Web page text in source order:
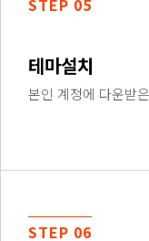
STEP 05
테마설치
본인 계정에 다운받
STEP 06